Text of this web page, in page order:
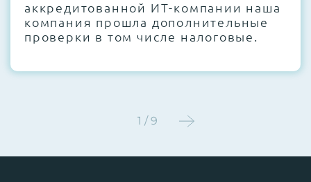
нагрузкой в течение 72 часов для
проверки стабильности всех подсистем
аккредитованной ИТ-компании наша
компания прошла дополнительные
проверки в том числе налоговые.
1 / 9